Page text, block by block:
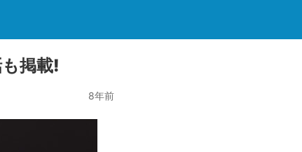
掲載!
8年前